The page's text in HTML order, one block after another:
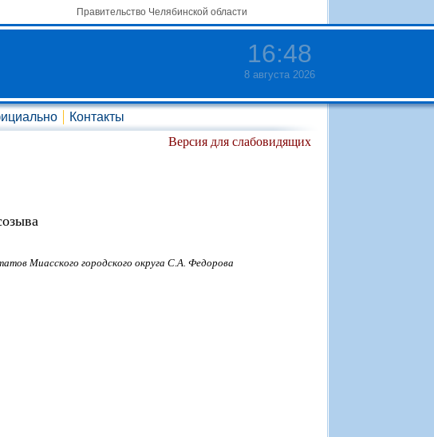
Правительство Челябинской области
16:48
8 августа 2026
Контакты
Версия для слабовидящих
Миасского городского округа С.А. Федорова